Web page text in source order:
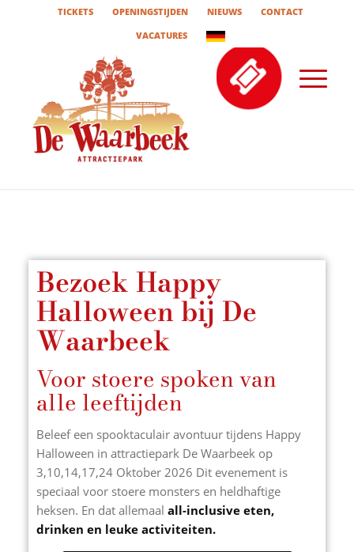
TICKETS OPENINGSTIJDEN NIEUWS
CONTACT
VACATURES
Bezoek Happy
Halloween bij De
Waarbeek
Voor stoere spoken van
alle leeftijden
Beleef een spooktaculair avontuur tijdens Happy
Halloween in attractiepark De Waarbeek op
3,10,14,17,24 Oktober 2026 Dit evenement is
speciaal voor stoere monsters en heldhaftige
heksen. En dat allemaal all-inclusive eten,
drinken en leuke activiteiten.